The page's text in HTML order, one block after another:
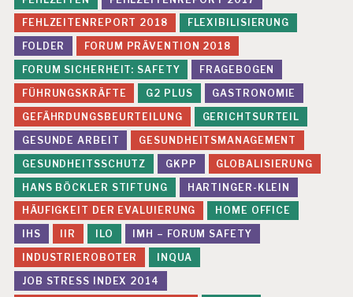
FEHLZEITENREPORT 2018
FLEXIBILISIERUNG
FOLDER
FORUM PRÄVENTION 2018
FORUM SICHERHEIT: SAFETY
FRAGEBOGEN
FÜHRUNGSKRÄFTE
G2 PLUS
GASTRONOMIE
GEFÄHRDUNGSBEURTEILUNG
GERICHTSURTEIL
GESUNDE ARBEIT
GESUNDHEITSMANAGEMENT
GESUNDHEITSSCHUTZ
GKPP
GLOBALISIERUNG
HANS BÖCKLER STIFTUNG
HARTINGER-KLEIN
HÄUFIGKEIT DER EVALUIERUNG
HOME OFFICE
IHS
IIR ILO
IMH – FORUM SAFETY
INDUSTRIEROBOTER
INQUA
JOB STRESS INDEX 2014